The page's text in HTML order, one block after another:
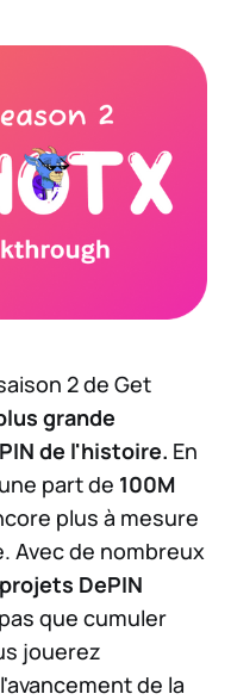
2 de Get
grande
de l'histoire. En
part de 100M
plus à mesure
Avec de nombreux
projets DePIN
que cumuler
jouerez
de la